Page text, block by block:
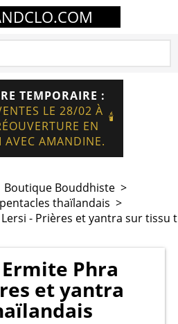
TEMPORAIRE :
LE 28/02 À
EN
AVEC AMANDINE.
🕯️
Boutique Bouddhiste >
thaïlandais >
- Prières et yantra sur tissu
Phra
et yantra